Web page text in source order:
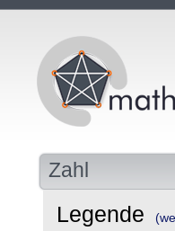
Zahl
Legende